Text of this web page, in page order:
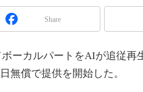
Share
ーカルパートをAIが追従再
無償で提供を開始した。